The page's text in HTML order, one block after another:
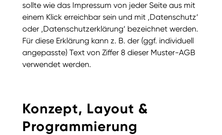
sollte wie das Impressum von jeder Seite aus mit
einem Klick erreichbar sein und mit ‚Datenschutz‘
oder ‚Datenschutzerklärung‘ bezeichnet werden.
Für diese Erklärung kann z. B. der (ggf. individuell
angepasste) Text von Ziffer 8 dieser Muster-AGB
verwendet werden.
Konzept, Layout &
Programmierung